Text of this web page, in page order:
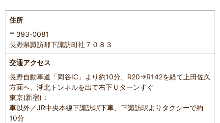
住所
〒393-0081
長野県諏訪郡下諏訪町社７０８３
交通アクセス
長野自動車道「岡谷IC」より約10分、R20→R142を経て上田佐久
方面へ、湖北トンネルを出て右下Ｕターンすぐ
東京(新宿)：
車以外／JR中央本線下諏訪駅下車、下諏訪駅よりタクシーで約
10分